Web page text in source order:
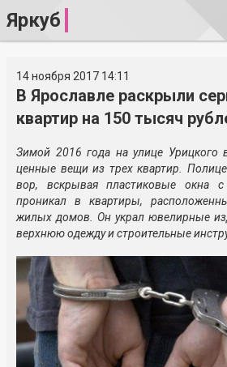
Яркуб
14 ноября 2017 14:11
В Ярославле раскрыли
квартир на 150 тысяч
Зимой 2016 года на улице Урицкого
ценные вещи из трех квартир.
вор, вскрывая пластиковые окна
проникал в квартиры,
жилых домов. Он украл ювелирные
верхнюю одежду и строительные